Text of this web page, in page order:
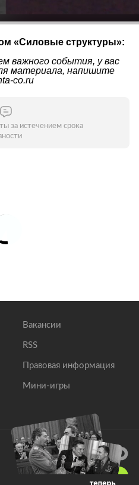
«Силовые структуры»:
важного события, у вас
материала, напишите
co.ru
за истечением срока
Вакансии
RSS
Правовая информация
Мини-игры